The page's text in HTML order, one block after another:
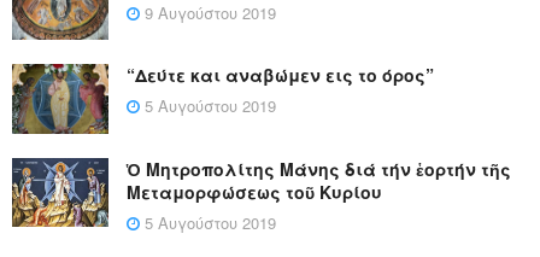
9 Αυγούστου 2019
“Δεύτε και αναβώμεν εις το όρος”
5 Αυγούστου 2019
Ὁ Μητροπολίτης Μάνης διά τήν ἑορτήν τῆς
Μεταμορφώσεως τοῦ Κυρίου
5 Αυγούστου 2019